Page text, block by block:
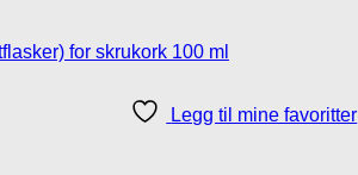
Legg til mine favoritter